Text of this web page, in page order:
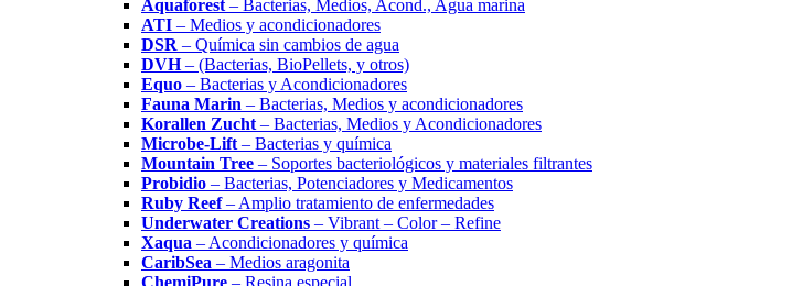
Aquaforest – Bacterias, Medios, Acond., Agua marina
ATI – Medios y acondicionadores
DSR – Química sin cambios de agua
DVH– (Bacterias, BioPellets, y otros)
Equo – Bacterias y Acondicionadores
Fauna Marin – Bacterias, Medios y acondicionadores
Korallen Zucht – Bacterias, Medios y Acondicionadores
Microbe-Lift – Bacterias y química
Mountain Tree – Soportes bacteriológicos y materiales filtrantes
Probidio – Bacterias, Potenciadores y Medicamentos
Ruby Reef– Amplio tratamiento de enfermedades
Underwater Creations – Vibrant – Color – Refine
Xaqua – Acondicionadores y química
CaribSea – Medios aragonita
ChemiPure – Resina especial